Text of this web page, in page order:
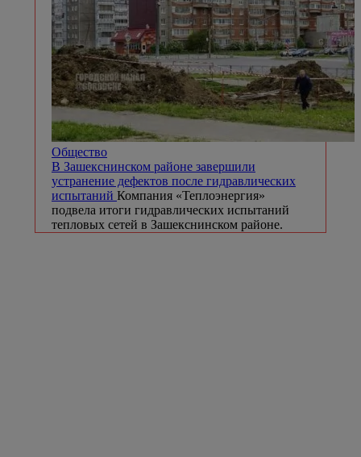
Общество
В Зашекснинском районе завершили
устранение дефектов после гидравлических
испытаний Компания «Теплоэнергия»
подвела итоги гидравлических испытаний
тепловых сетей в Зашекснинском районе.